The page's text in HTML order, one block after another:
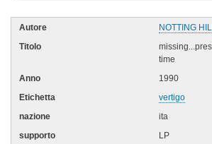
NOTTING
time
1990
vertigo
ita
LP